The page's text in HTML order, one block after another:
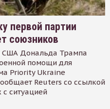
первой партии
союзников
США Дональда Трампа
помощи для
Priority Ukraine
Reuters со ссылкой
ситуацией